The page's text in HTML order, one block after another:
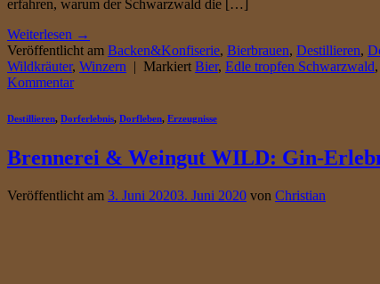
erfahren, warum der Schwarzwald die […]
Weiterlesen →
Veröffentlicht am Backen&Konfiserie, Bierbrauen, Destillieren,
Wildkräuter, Winzern | Markiert Bier, Edle tropfen Schwarzwald,
Kommentar
Destillieren, Dorferlebnis, Dorfleben, Erzeugnisse
Brennerei & Weingut WILD: Gin-
Veröffentlicht am 3. Juni 20203. Juni 2020 von Christian